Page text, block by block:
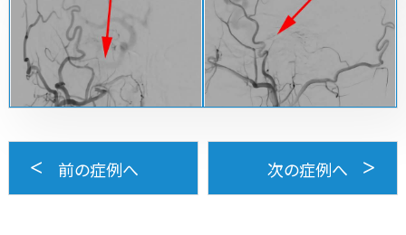
前の症例へ 次の症例へ